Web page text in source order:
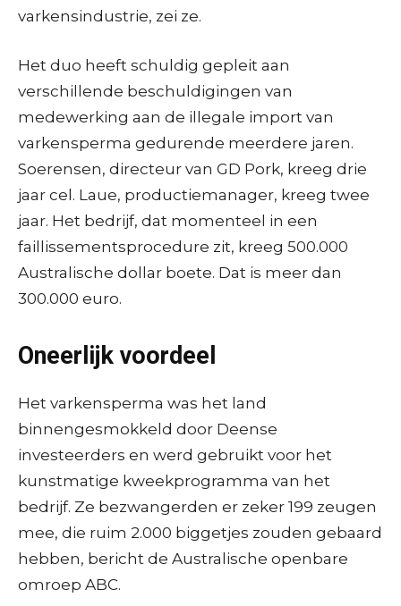
varkensindustrie, zei ze.
Het duo heeft schuldig gepleit aan
verschillende beschuldigingen van
medewerking aan de illegale import van
varkensperma gedurende meerdere jaren.
Soerensen, directeur van GD Pork, kreeg drie
jaar cel. Laue, productiemanager, kreeg twee
jaar. Het bedrijf, dat momenteel in een
faillissementsprocedure zit, kreeg 500.000
Australische dollar boete. Dat is meer dan
300.000 euro.
Oneerlijk voordeel
Het varkensperma was het land
binnengesmokkeld door Deense
investeerders en werd gebruikt voor het
kunstmatige kweekprogramma van het
bedrijf. Ze bezwangerden er zeker 199 zeugen
mee, die ruim 2.000 biggetjes zouden gebaard
hebben, bericht de Australische openbare
omroep ABC.